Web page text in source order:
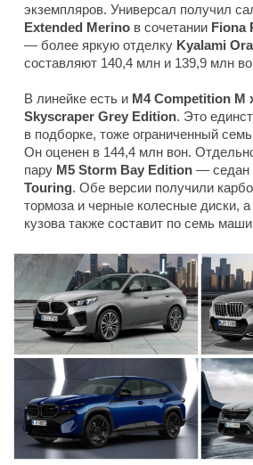
экземпляров. Универсал получил
Extended Merino в сочетании Fiona
— более яркую отделку Kyalami
составляют 140,4 млн и 139,9 млн
В линейке есть и M4 Competition M
Skyscraper Grey Edition. Это
в подборке, тоже ограниченный
Он оценен в 144,4 млн вон.
пару M5 Storm Bay Edition — седан
Touring. Обе версии получили
тормоза и черные колесные диски,
кузова также составит по семь